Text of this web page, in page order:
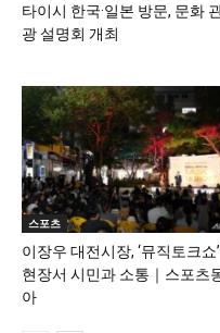
타이시 한국·일본 방문, 문화
광 설명회 개최
스포츠
이장우 대전시장, ‘뮤직토크쇼’
현장서 시민과 소통｜스포츠
아